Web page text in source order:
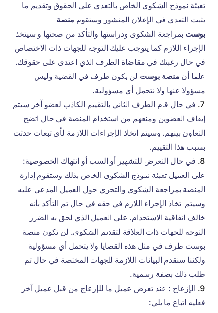
تعبئة نموذج الشكوى الخاص بالتعدي على الحقوق وتقديم ما
يثبت التعدي في الإعلان المنشور وستقوم منصة
بوست بمراجعة الشكوى ودراستها والتأكد من صحتها و سيتخذ
الإجراء اللازم كما يتوجب عليك التوجه للجهات ذات الاختصاص
في حال رغبتك في مقاضاة الطرف الذي اعتدى على حقوقك.
علما أن منصة بوست لن يكون طرف في القضية وليس
مسؤولا عنها ولا نتحمل أي مسؤولية.
في حال قام الطرف الثاني بالتقييم الكاذب لعضو آخر سيتم
إيقاف العضوين ومنعهم من استخدام المنصة في حال اتضح
التعاون بينهم. وسيتم اتخاذ الإجراءات اللازمة لأي تبعات حدثت
بسبب هذا التقييم.
في حال التعرض للتشهير أو السب أو انتهاك الخصوصية:
على العميل تعبئة نموذج الشكوى الخاص بذلك وستقوم إدارة
المنصة بمراجعة الشكوى والتحري حول العميل المدعى عليه
وسيتم اتخاذ الإجراء اللازم في حقه في حال تم التأكد بأنه
خالف اتفاقية الاستخدام. على العميل الذي لحق به الضرر
التوجه للجهات ذات العلاقة لتقديم الشكوى. لن تكون منصة
بوست طرف في مثل هذه القضايا ولا يتحمل أي مسؤولية
ولكننا سنقدم البيانات اللازمة للجهات المختصة في حال تم
طلب ذلك بصفة رسمية.
الإزعاج : عند تعرض عميل ما للإزعاج من قبل عميل آخر
فعليه اتباع ما يلي: